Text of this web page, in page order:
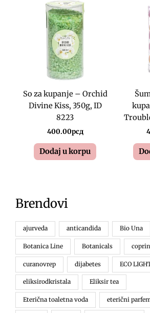
Brendovi
ajurveda anticandida Bio Una
Botanica Line Botanicals
curanovrep dijabetes ECO
eliksirodkristala Eliksir tea
Eterična toaletna voda eterični
So za kupanje – Orchid
Divine Kiss, 350g, ID
8223
400.00рсд
Dodaj u korpu